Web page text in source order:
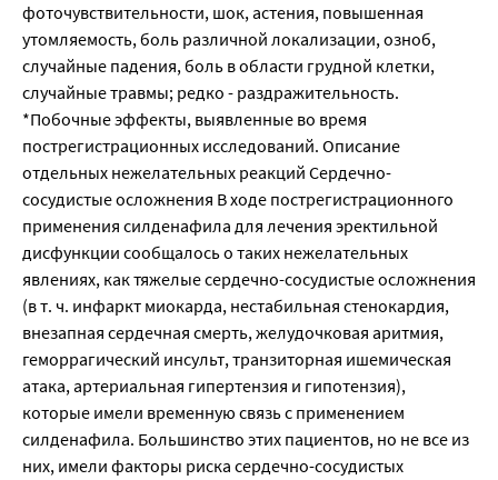
фоточувствительности, шок, астения, повышенная
утомляемость, боль различной локализации, озноб,
случайные падения, боль в области грудной клетки,
случайные травмы; редко - раздражительность.
*Побочные эффекты, выявленные во время
пострегистрационных исследований. Описание
отдельных нежелательных реакций Сердечно-
сосудистые осложнения В ходе пострегистрационного
применения силденафила для лечения эректильной
дисфункции сообщалось о таких нежелательных
явлениях, как тяжелые сердечно-сосудистые осложнения
(в т. ч. инфаркт миокарда, нестабильная стенокардия,
внезапная сердечная смерть, желудочковая аритмия,
геморрагический инсульт, транзиторная ишемическая
атака, артериальная гипертензия и гипотензия),
которые имели временную связь с применением
силденафила. Большинство этих пациентов, но не все из
них, имели факторы риска сердечно-сосудистых